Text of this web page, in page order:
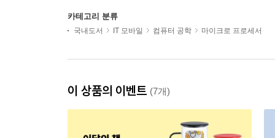
카테고리 분류
국내도서 IT 모바일 컴퓨터 공학 마이크로 프로세서
이 상품의 이벤트 (7개)